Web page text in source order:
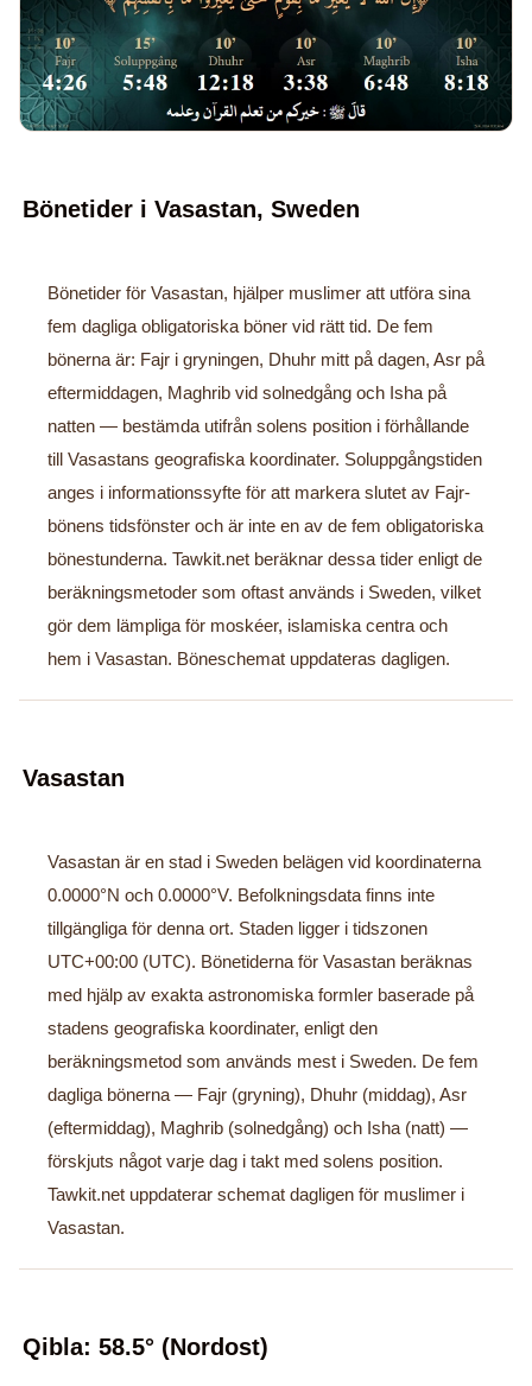
Bönetider i Vasastan, Sweden
Bönetider för Vasastan, hjälper muslimer att utföra sina
fem dagliga obligatoriska böner vid rätt tid. De fem
bönerna är: Fajr i gryningen, Dhuhr mitt på dagen, Asr på
eftermiddagen, Maghrib vid solnedgång och Isha på
natten — bestämda utifrån solens position i förhållande
till Vasastans geografiska koordinater. Soluppgångstiden
anges i informationssyfte för att markera slutet av Fajr-
bönens tidsfönster och är inte en av de fem obligatoriska
bönestunderna. Tawkit.net beräknar dessa tider enligt de
beräkningsmetoder som oftast används i Sweden, vilket
gör dem lämpliga för moskéer, islamiska centra och
hem i Vasastan. Böneschemat uppdateras dagligen.
Vasastan
Vasastan är en stad i Sweden belägen vid koordinaterna
0.0000°N och 0.0000°V. Befolkningsdata finns inte
tillgängliga för denna ort. Staden ligger i tidszonen
UTC+00:00 (UTC). Bönetiderna för Vasastan beräknas
med hjälp av exakta astronomiska formler baserade på
stadens geografiska koordinater, enligt den
beräkningsmetod som används mest i Sweden. De fem
dagliga bönerna — Fajr (gryning), Dhuhr (middag), Asr
(eftermiddag), Maghrib (solnedgång) och Isha (natt) —
förskjuts något varje dag i takt med solens position.
Tawkit.net uppdaterar schemat dagligen för muslimer i
Vasastan.
Qibla: 58.5° (Nordost)